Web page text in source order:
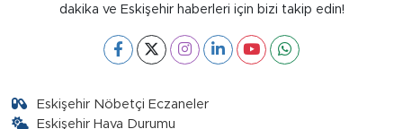
dakika ve Eskişehir haberleri için bizi takip edin!
Eskişehir Nöbetçi Eczaneler
Eskişehir Hava Durumu